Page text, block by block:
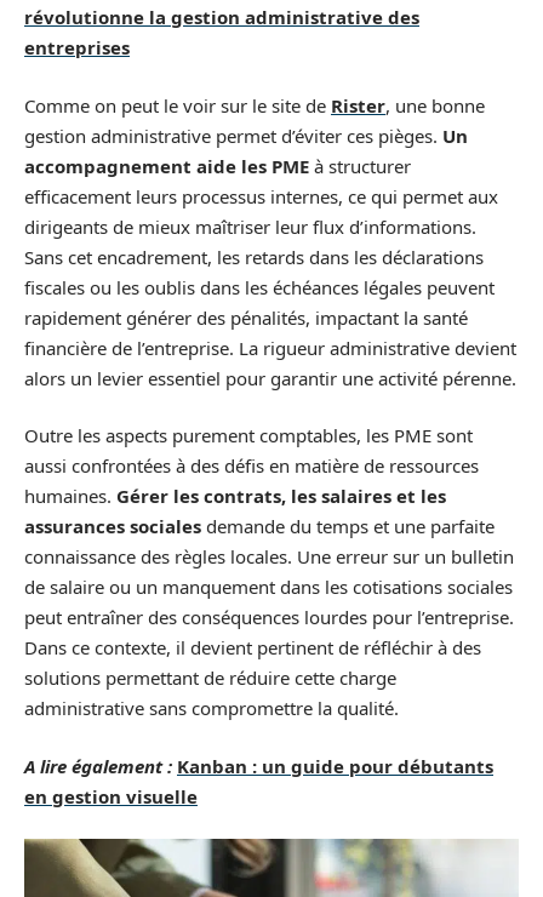
révolutionne la gestion administrative des
entreprises
Comme on peut le voir sur le site de Rister, une bonne
gestion administrative permet d’éviter ces pièges. Un
accompagnement aide les PME à structurer
efficacement leurs processus internes, ce qui permet aux
dirigeants de mieux maîtriser leur flux d’informations.
Sans cet encadrement, les retards dans les déclarations
fiscales ou les oublis dans les échéances légales peuvent
rapidement générer des pénalités, impactant la santé
financière de l’entreprise. La rigueur administrative devient
alors un levier essentiel pour garantir une activité pérenne.
Outre les aspects purement comptables, les PME sont
aussi confrontées à des défis en matière de ressources
humaines. Gérer les contrats, les salaires et les
assurances sociales demande du temps et une parfaite
connaissance des règles locales. Une erreur sur un bulletin
de salaire ou un manquement dans les cotisations sociales
peut entraîner des conséquences lourdes pour l’entreprise.
Dans ce contexte, il devient pertinent de réfléchir à des
solutions permettant de réduire cette charge
administrative sans compromettre la qualité.
A lire également : Kanban : un guide pour débutants
en gestion visuelle